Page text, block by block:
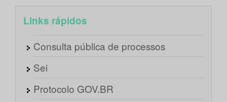
Links rápidos
Consulta pública de processos
Sei
Protocolo GOV.BR